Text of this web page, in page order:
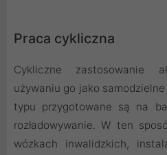
Praca cykliczna
Cykliczne zastosowanie
używaniu go jako samodzielne
typu przygotowane są na
rozładowywanie. W ten
wózkach inwalidzkich,